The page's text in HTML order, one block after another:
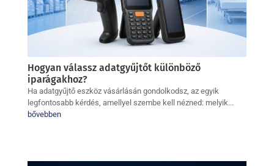
Hogyan válassz adatgyűjtőt különböző
iparágakhoz?
Ha adatgyűjtő eszköz vásárlásán gondolkodsz, az egyik
legfontosabb kérdés, amellyel szembe kell nézned: melyik...
bővebben